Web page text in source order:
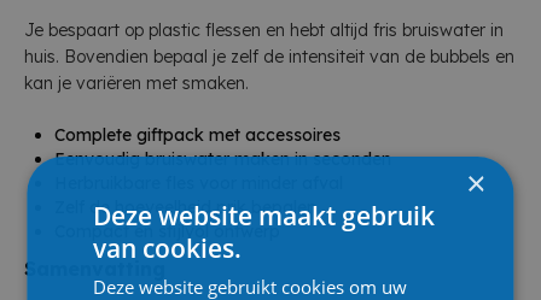
Je bespaart op plastic flessen en hebt altijd fris bruiswater in
huis. Bovendien bepaal je zelf de intensiteit van de bubbels en
kan je variëren met smaken.
Complete giftpack met accessoires
Eenvoudig bruiswater maken in seconden
Zelf de hoeveelheid prik bepalen
Compact en stijlvol ontwerp
Samenvatting
×
Deze website maakt gebruik
van cookies.
Deze website gebruikt cookies om uw